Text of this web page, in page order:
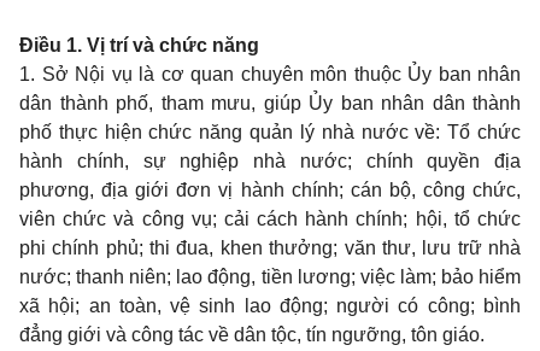
Điều 1. Vị trí và chức năng
1. Sở Nội vụ là cơ quan chuyên môn thuộc Ủy ban nhân
dân thành phố, tham mưu, giúp Ủy ban nhân dân thành
phố thực hiện chức năng quản lý nhà nước về: Tổ chức
hành chính, sự nghiệp nhà nước; chính quyền địa
phương, địa giới đơn vị hành chính; cán bộ, công chức,
viên chức và công vụ; cải cách hành chính; hội, tổ chức
phi chính phủ; thi đua, khen thưởng; văn thư, lưu trữ nhà
nước; thanh niên; lao động, tiền lương; việc làm; bảo hiểm
xã hội; an toàn, vệ sinh lao động; người có công; bình
đẳng giới và công tác về dân tộc, tín ngưỡng, tôn giáo.